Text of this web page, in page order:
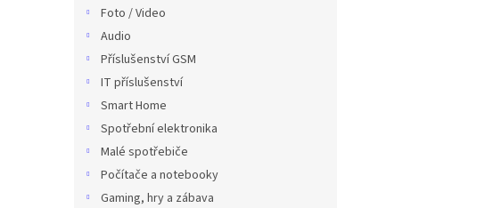
Foto / Video
Audio
Příslušenství GSM
IT příslušenství
Smart Home
Spotřební elektronika
Malé spotřebiče
Počítače a notebooky
Gaming, hry a zábava